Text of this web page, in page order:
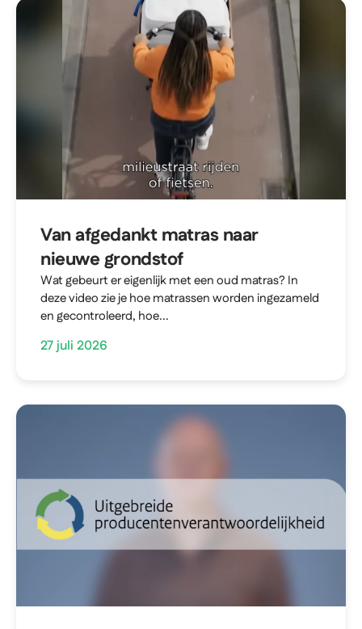
Van afgedankt matras naar
nieuwe grondstof
Wat gebeurt er eigenlijk met een oud matras? In
deze video zie je hoe matrassen worden ingezameld
en gecontroleerd, hoe...
27 juli 2026